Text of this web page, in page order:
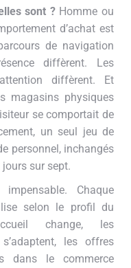
sont ?Homme ou
d’achat est
de navigation
diffèrent. Les
diffèrent. Et
magasins physiques
se comportait de
un seul jeu de
personnel, inchangés
jours sur sept.
Chaque
selon le profil du
change, les
les offres
dans le commerce